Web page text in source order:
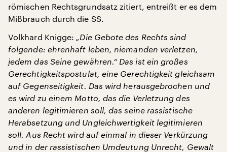
römischen Rechtsgrundsatz zitiert, entreißt er es dem
Mißbrauch durch die SS.
Volkhard Knigge: „Die Gebote des Rechts sind
folgende: ehrenhaft leben, niemanden verletzen,
jedem das Seine gewähren.“ Das ist ein großes
Gerechtigkeitspostulat, eine Gerechtigkeit gleichsam
auf Gegenseitigkeit. Das wird herausgebrochen und
es wird zu einem Motto, das die Verletzung des
anderen legitimieren soll, das seine rassistische
Herabsetzung und Ungleichwertigkeit legitimieren
soll. Aus Recht wird auf einmal in dieser Verkürzung
und in der rassistischen Umdeutung Unrecht, Gewalt